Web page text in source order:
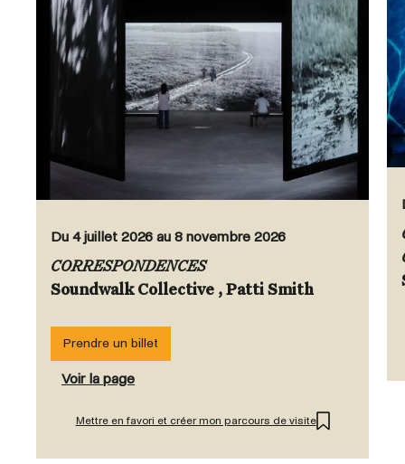
Mettre en favori et créer mon parcours de visite
CORRESPONDENCES
Soundwalk Collective , Patti Smith
Du 4 juillet 2026 au 8 novembre 2026
Prendre un billet
Voir la page